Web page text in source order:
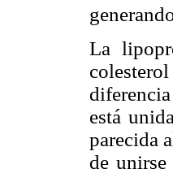
La
está
parecida
de